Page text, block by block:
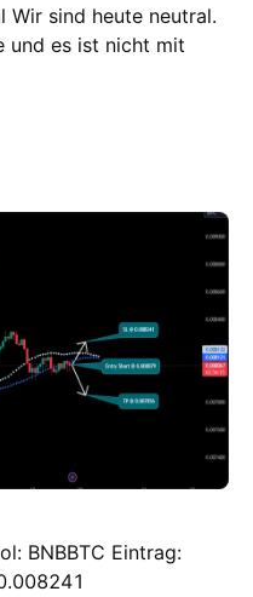
Wir sind heute neutral.
und es ist nicht mit
rechnen.
bleiben, bis ein
BNBBTC Eintrag: